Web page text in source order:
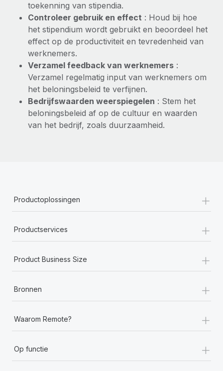
toekenning van stipendia.
Controleer gebruik en effect : Houd bij hoe
het stipendium wordt gebruikt en beoordeel het
effect op de productiviteit en tevredenheid van
werknemers.
Verzamel feedback van werknemers :
Verzamel regelmatig input van werknemers om
het beloningsbeleid te verfijnen.
Bedrijfswaarden weerspiegelen : Stem het
beloningsbeleid af op de cultuur en waarden
van het bedrijf, zoals duurzaamheid.
Productoplossingen +
Productservices +
Product Business Size +
Bronnen +
Waarom Remote? +
Op functie
+